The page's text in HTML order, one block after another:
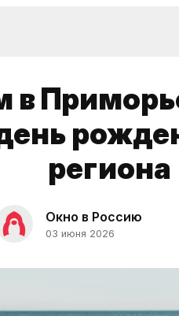
в
региона
Окно в Россию
03 июня 2026